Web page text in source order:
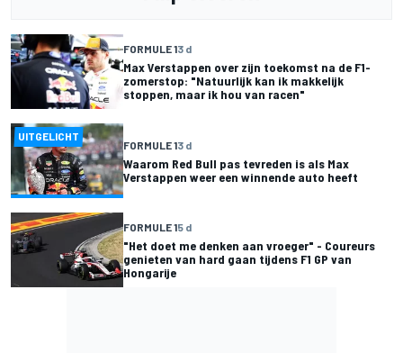
FORMULE 13 d
Max Verstappen over zijn toekomst na de F1-
zomerstop: "Natuurlijk kan ik makkelijk
stoppen, maar ik hou van racen"
UITGELICHT
FORMULE 13 d
Waarom Red Bull pas tevreden is als Max
Verstappen weer een winnende auto heeft
FORMULE 15 d
"Het doet me denken aan vroeger" - Coureurs
genieten van hard gaan tijdens F1 GP van
Hongarije